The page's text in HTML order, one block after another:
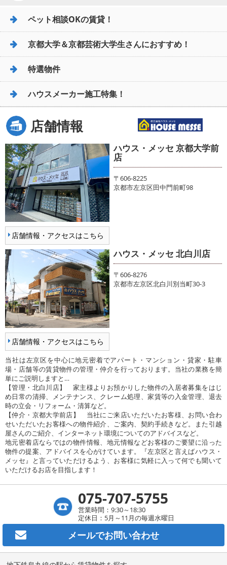
ペット相談OKの賃貸！
京都大学＆京都芸術大学生さんにおすすめ！
特選物件
ハウスメーカー施工特集！
店舗情報
店舗情報・アクセスはこちら
ハウス・メッセ 京都大学前
店
〒606-8225
京都市左京区田中門前町98
店舗情報・アクセスはこちら
ハウス・メッセ 北白川店
〒606-8276
京都市左京区北白川別当町30-3
当社は左京区を中心に地元密着でアパート・マンション・貸家・駐車
場・店舗等の賃貸物件の管理・仲介を行っております。当社の業務を簡
単にご説明しますと…
【管理・北白川店】 家主様よりお預かりした物件の入居者募集をはじ
め日常の清掃、メンテナンス、クレーム処理、家賃等の入金管理、退去
時の立会・リフォーム・清算など。
【仲介・京都大学前店】 当社にご来店いただいたお客様、お問い合わ
せいただいたお客様への物件紹介、ご案内、契約手続きなど。また引越
屋さんのご紹介、インターネット環境についてのアドバイスなど。
地元密着店ならではの物件情報、地元情報などお客様のご要望に沿った
物件の提案、アドバイスを心がけています。『左京区と言えばハウス・
メッセ』と言っていただけるよう、お客様に気軽に入って何でも聞いて
いただけるお店を目指します！
075-707-5755
営業時間：9:30～18:30
定休日：5月～11月の毎週水曜日
メールでお問い合わせ